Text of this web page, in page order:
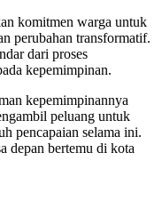
komitmen warga untuk
perubahan transformatif.
dari proses
kepemimpinan.
kepemimpinannya
peluang untuk
pencapaian selama ini.
depan bertemu di kota